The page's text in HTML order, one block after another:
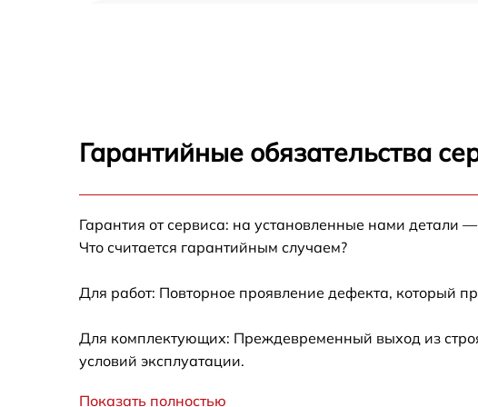
Прошивка блока управления Sharp 42CI2EA
Замена контроллера Sharp 42CI2EA
Гарантийные обязательства
Гарантия от сервиса: на установленные нами детали
Что считается гарантийным случаем?
Для работ: Повторное проявление дефекта, который
Для комплектующих: Преждевременный выход из
условий эксплуатации.
Показать полностью